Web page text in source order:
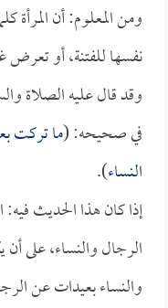
ومن المعلوم: أن
نفسها للفتنة، أو تعرض
وقد قال عليه الصلاة
في صحيحه: (ما تركت
النساء).
إذا كان هذا الحديث
الرجال والنساء، على
والنساء بعيدات عن